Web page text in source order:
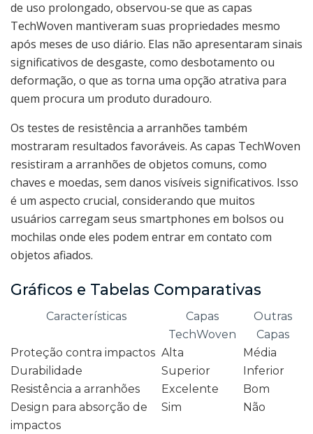
de uso prolongado, observou-se que as capas
TechWoven mantiveram suas propriedades mesmo
após meses de uso diário. Elas não apresentaram sinais
significativos de desgaste, como desbotamento ou
deformação, o que as torna uma opção atrativa para
quem procura um produto duradouro.
Os testes de resistência a arranhões também
mostraram resultados favoráveis. As capas TechWoven
resistiram a arranhões de objetos comuns, como
chaves e moedas, sem danos visíveis significativos. Isso
é um aspecto crucial, considerando que muitos
usuários carregam seus smartphones em bolsos ou
mochilas onde eles podem entrar em contato com
objetos afiados.
Gráficos e Tabelas Comparativas
Características
Capas
TechWoven
Outras
Capas
Proteção contra impactos Alta
Média
Durabilidade
Superior
Inferior
Resistência a arranhões
Excelente
Bom
Design para absorção de
impactos
Sim Não